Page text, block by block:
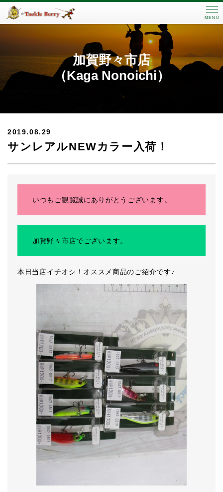
MENU
加賀野々市店
（Kaga Nonoichi）
2019.08.29
サンレアルNEWカラー入荷！
いつもご観覧誠にありがとうございます。
加賀野々市店でございます。
本日当店イチオシ！オススメ商品のご紹介です♪